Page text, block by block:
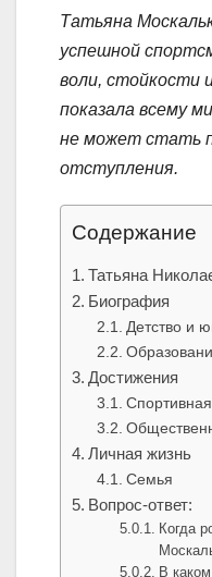
Татьяна
успешной
воли, стойкости
показала всему
не может стать
отступления.
Содержание
Татьяна
Биография
Детство и
Достижения
Личная жизнь
Семья
Вопрос-ответ:
Когда
В